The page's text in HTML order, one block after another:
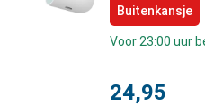
Buitenkansje
Voor 23:00 uur
24,95